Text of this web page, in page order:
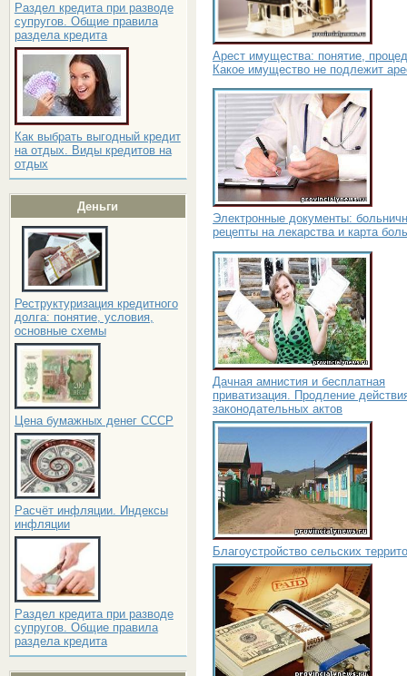
Раздел кредита при разводе
супругов. Общие правила
раздела кредита
Как выбрать выгодный кредит
на отдых. Виды кредитов на
отдых
Деньги
Реструктуризация кредитного
долга: понятие, условия,
основные схемы
Цена бумажных денег СССР
Расчёт инфляции. Индексы
инфляции
Раздел кредита при разводе
супругов. Общие правила
раздела кредита
Арест имущества: понятие,
Какое имущество не подлежит
Электронные документы:
рецепты на лекарства и карта
Дачная амнистия и бесплатная
приватизация. Продление
законодательных актов
Благоустройство сельских